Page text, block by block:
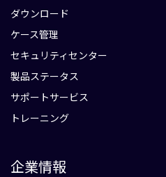
ダウンロード
ケース管理
セキュリティセンター
製品ステータス
サポートサービス
トレーニング
企業情報